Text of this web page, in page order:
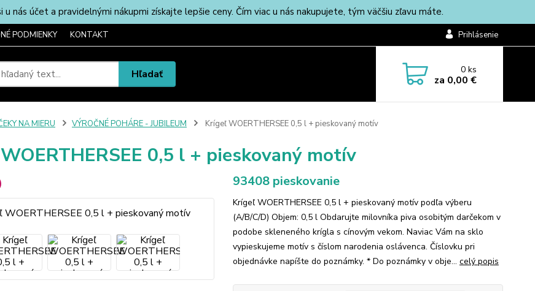
nás účet a pravidelnými nákupmi získajte lepšie ceny. Čím viac u nás nakupujete, tým väčšiu zľavu máte.
PODMIENKY KONTAKT Prihlásenie
Hľadať 0ks
za 0,00 €
NA MIERU VÝROČNÉ POHÁRE - JUBILEUM Krígeľ WOERTHERSEE 0,5 l + pieskovaný motív
0,5 l + pieskovaný motív
93408 pieskovanie
Krígeľ WOERTHERSEE 0,5 l + pieskovaný motív podľa výberu
(A/B/C/D) Objem: 0,5 l Obdarujte milovníka piva osobitým darčekom v
podobe skleneného krígla s cínovým vekom. Naviac Vám na sklo
vypieskujeme motív s číslom narodenia oslávenca. Číslovku pri
objednávke napíšte do poznámky. * Do poznámky v obje... celý popis